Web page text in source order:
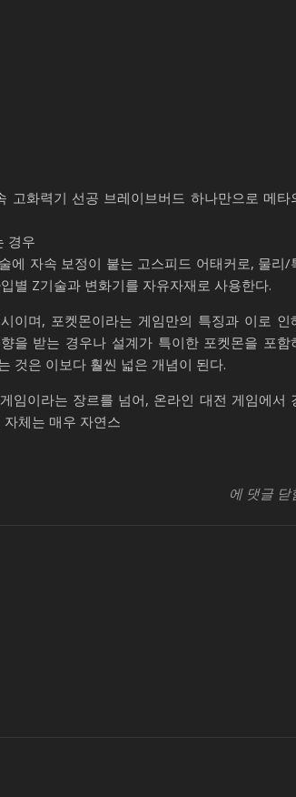
고화력기 선공 브레이브버드 하나만으로 메타
경우
에 자속 보정이 붙는 고스피드 어태커로, 물리/
별 Z기술과 변화기를 자유자재로 사용한다.
이며, 포켓몬이라는 게임만의 특징과 이로 인
을 받는 경우나 설계가 특이한 포켓몬을 포함
것은 이보다 훨씬 넓은 개념이 된다.
임이라는 장르를 넘어, 온라인 대전 게임에서
체는 매우 자연스
창업교육
에 댓글 닫